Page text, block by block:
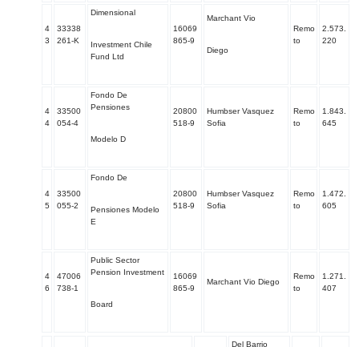
4
3
33338
261-K
Dimensional
Investment Chile
Fund Ltd
16069
865-9
Marchant Vio
Diego
Remo
to
2.573.
220
4
4
33500
054-4
Fondo De
Pensiones
Modelo D
20800
518-9
Humbser Vasquez
Sofia
Remo
to
1.843.
645
4
5
33500
055-2
Fondo De
Pensiones Modelo
E
20800
518-9
Humbser Vasquez
Sofia
Remo
to
1.472.
605
4
6
47006
738-1
Public Sector
Pension Investment
Board
16069
865-9
Marchant Vio Diego
Remo
to
1.271.
407
Del Barrio